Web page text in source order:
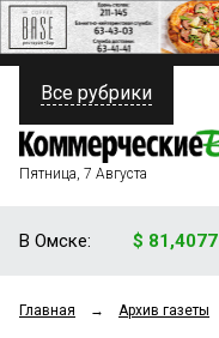
ПОЛИТИКА
ФИНАНСЫ
ОБЩЕСТВО
Все рубрики
Пятница, 7 Августа
В Омске: $ 81,4077
Главная → Архив газеты